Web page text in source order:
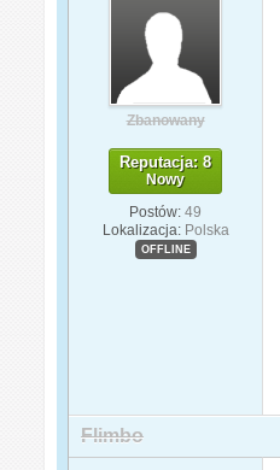
Zbanowany
Reputacja: 8
Nowy
Postów: 49
Lokalizacja: Polska
OFFLINE
Flimbo